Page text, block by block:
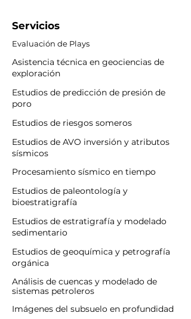
Servicios
Evaluación de Plays
Asistencia técnica en geociencias de
exploración
Estudios de predicción de presión de
poro
Estudios de riesgos someros
Estudios de AVO inversión y atributos
sísmicos
Procesamiento sísmico en tiempo
Estudios de paleontología y
bioestratigrafía
Estudios de estratigrafía y modelado
sedimentario
Estudios de geoquímica y petrografía
orgánica
Análisis de cuencas y modelado de
sistemas petroleros
Imágenes del subsuelo en profundidad